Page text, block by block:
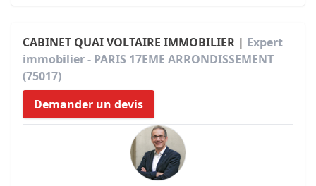
CABINET QUAI VOLTAIRE IMMOBILIER | Expert
immobilier - PARIS 17EME ARRONDISSEMENT
(75017)
Demander un devis